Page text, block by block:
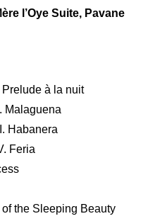
l’Oye Suite, Pavane
à la nuit
Malaguena
Habanera
Feria
the Sleeping Beauty